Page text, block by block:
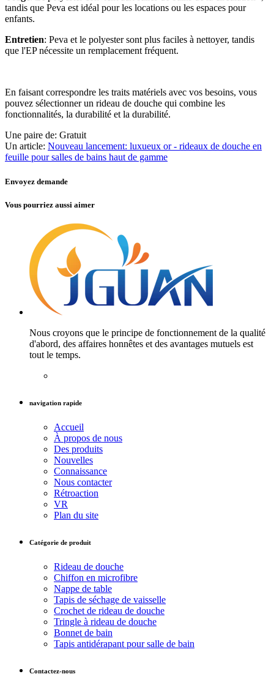
tandis que Peva est idéal pour les locations ou les espaces pour
enfants.
Entretien: Peva et le polyester sont plus faciles à nettoyer, tandis
que l'EP nécessite un remplacement fréquent.
En faisant correspondre les traits matériels avec vos besoins, vous
pouvez sélectionner un rideau de douche qui combine les
fonctionnalités, la durabilité et la durabilité.
Une paire de: Gratuit
Un article: Nouveau lancement: luxueux or - rideaux de douche en
feuille pour salles de bains haut de gamme
Envoyez demande
Vous pourriez aussi aimer
Nous croyons que le principe de fonctionnement de la qualité
d'abord, des affaires honnêtes et des avantages mutuels est
tout le temps.
navigation rapide
Accueil
À propos de nous
Des produits
Nouvelles
Connaissance
Nous contacter
Rétroaction
VR
Plan du site
Catégorie de produit
Rideau de douche
Chiffon en microfibre
Nappe de table
Tapis de séchage de vaisselle
Crochet de rideau de douche
Tringle à rideau de douche
Bonnet de bain
Tapis antidérapant pour salle de bain
Contactez-nous